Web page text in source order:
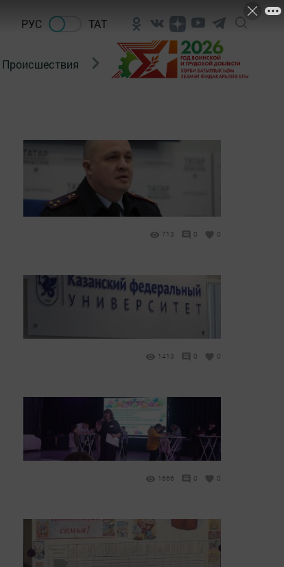
РУС ТАТ
Происшествия Новости Госавтоинспекции
713 0 0
1413 0 0
1666 0 0